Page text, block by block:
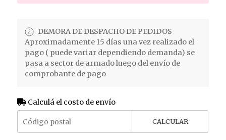
DEMORA DE DESPACHO DE PEDIDOS
Aproximadamente 15 días una vez realizado el
pago ( puede variar dependiendo demanda) se
pasa a sector de armado luego del envío de
comprobante de pago
Calculá el costo de envío
CALCULAR